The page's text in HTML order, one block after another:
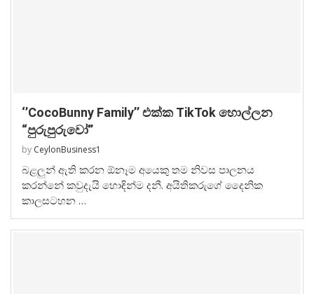
‘’CocoBunny Family’’ එක්ක TikTok හොල්ලන
“පුරුපුරුවෝ”
by CeylonBusiness1
බළලුන් ඇති කරන ඕනෑම අයෙකු තම නිවස පාලනය
කරන්නේ කවුදැයි හොඳින්ම දනී. අයිතිකරුගේ දෛනික
කාලසටහන …